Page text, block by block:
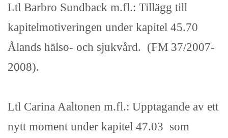
Ltl Barbro Sundback m.fl.: Tillägg till
kapitelmotiveringen under kapitel 45.70
Ålands hälso- och sjukvård. (FM 37/2007-
2008).
Ltl Carina Aaltonen m.fl.: Upptagande av ett
nytt moment under kapitel 47.03 som